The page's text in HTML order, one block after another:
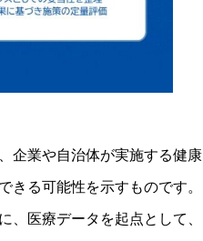
企業や自治体が実施する健康
きる可能性を示すものです。
医療データを起点として、